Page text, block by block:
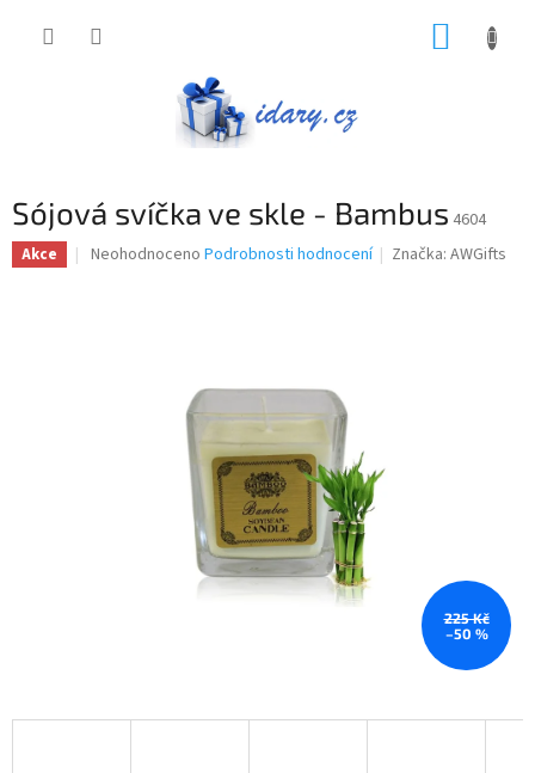
Sójová svíčka ve skle - Bambus 4604
Akce
Průměrné
Neohodnoceno Podrobnosti hodnocení Značka:AWGifts
225 Kč
–50 %